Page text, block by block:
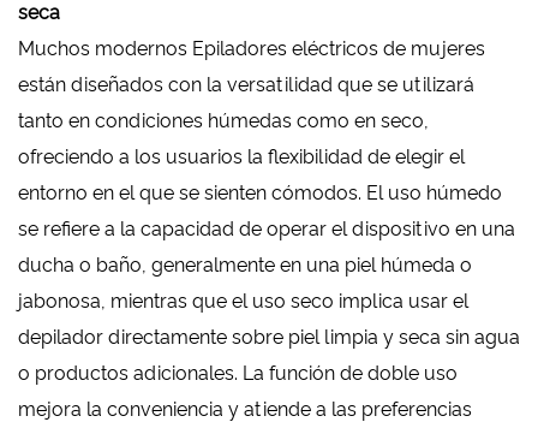
seca
Muchos modernos Epiladores eléctricos de mujeres
están diseñados con la versatilidad que se utilizará
tanto en condiciones húmedas como en seco,
ofreciendo a los usuarios la flexibilidad de elegir el
entorno en el que se sienten cómodos. El uso húmedo
se refiere a la capacidad de operar el dispositivo en una
ducha o baño, generalmente en una piel húmeda o
jabonosa, mientras que el uso seco implica usar el
depilador directamente sobre piel limpia y seca sin agua
o productos adicionales. La función de doble uso
mejora la conveniencia y atiende a las preferencias